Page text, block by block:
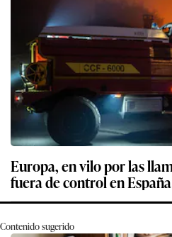
Europa, en vilo por las
fuera de control en
Contenido sugerido